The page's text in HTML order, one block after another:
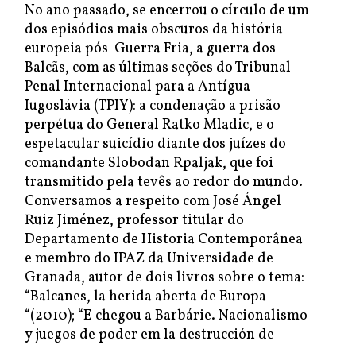
No ano passado, se encerrou o círculo de um
dos episódios mais obscuros da história
europeia pós-Guerra Fria, a guerra dos
Balcãs, com as últimas seções do Tribunal
Penal Internacional para a Antígua
Iugoslávia (TPIY): a condenação a prisão
perpétua do General Ratko Mladic, e o
espetacular suicídio diante dos juízes do
comandante Slobodan Rpaljak, que foi
transmitido pela tevês ao redor do mundo.
Conversamos a respeito com José Ángel
Ruiz Jiménez, professor titular do
Departamento de Historia Contemporânea
e membro do IPAZ da Universidade de
Granada, autor de dois livros sobre o tema:
“Balcanes, la herida aberta de Europa
“(2010); “E chegou a Barbárie. Nacionalismo
y juegos de poder em la destrucción de